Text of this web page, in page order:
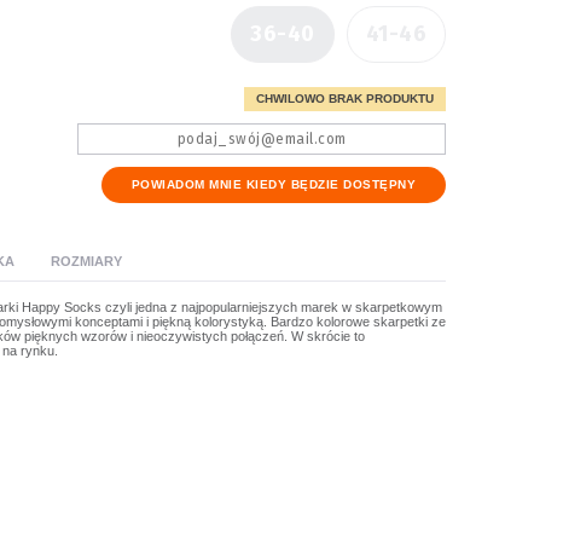
CHWILOWO BRAK PRODUKTU
POWIADOM MNIE KIEDY BĘDZIE DOSTĘPNY
ROZMIARY
Happy Socks czyli jedna z najpopularniejszych marek w skarpetkowym
konceptami i piękną kolorystyką. Bardzo kolorowe skarpetki ze
pięknych wzorów i nieoczywistych połączeń. W skrócie to
rynku.